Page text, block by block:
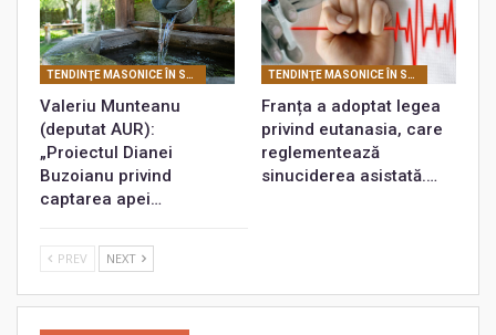
TENDINŢE MASONICE ÎN SOCIETATEA CONTEMPORANĂ
Valeriu Munteanu
(deputat AUR):
„Proiectul Dianei
Buzoianu privind
captarea apei…
TENDINŢE MASONICE ÎN SOCIETATEA CONTEMPORANĂ
Franța a adoptat legea
privind eutanasia, care
reglementează
sinuciderea asistată.…
PREV NEXT